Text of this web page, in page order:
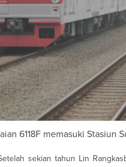
6118F memasuki Stasiun
sekian tahun Lin